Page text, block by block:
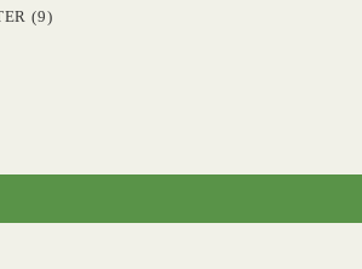
(9)